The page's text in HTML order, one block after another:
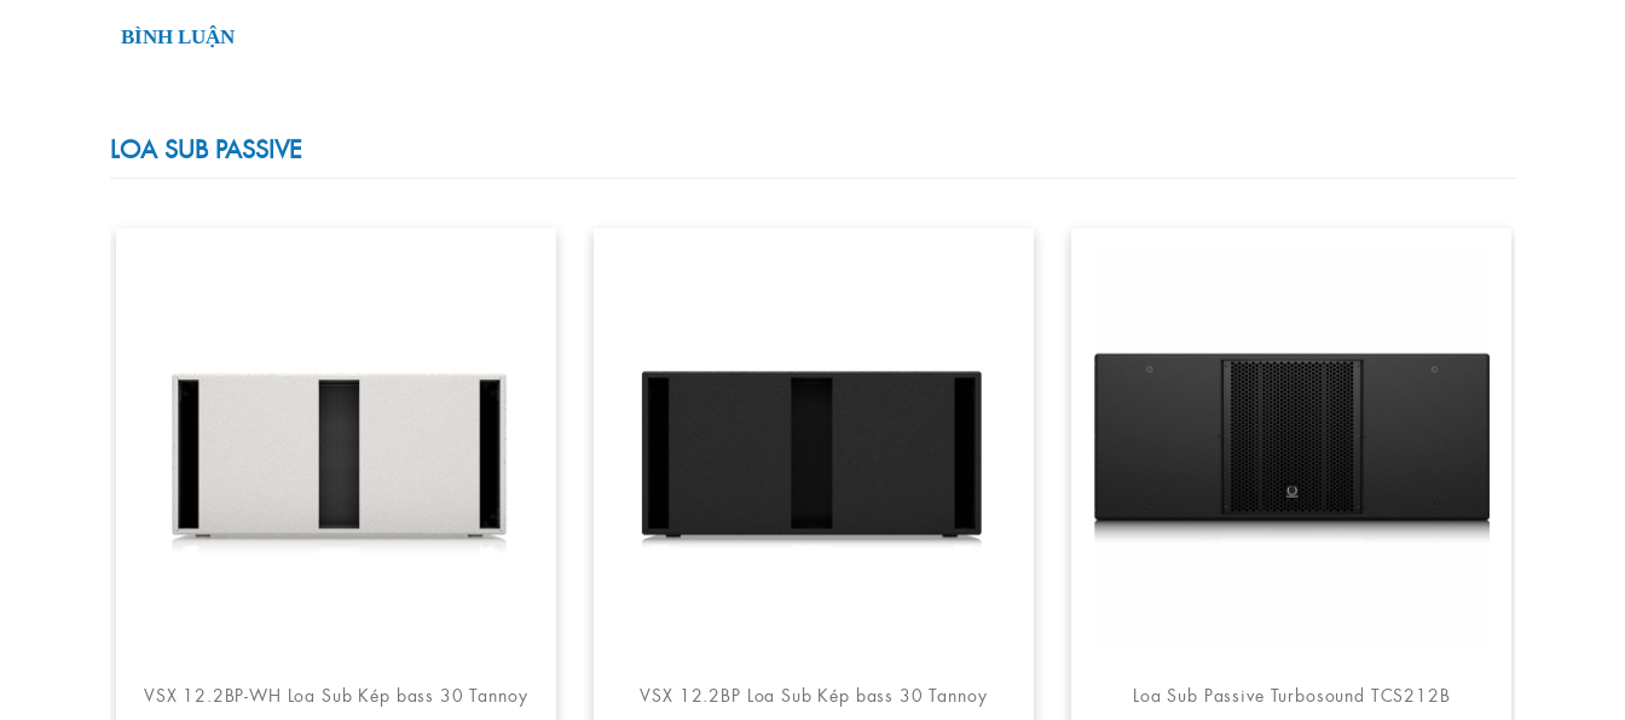
BÌNH LUẬN
LOA SUB PASSIVE
VSX 12.2BP-WH Loa Sub Kép bass 30 Tannoy VSX 12.2BP Loa Sub Kép bass 30 Tannoy Loa Sub Passive Turbosound TCS212B